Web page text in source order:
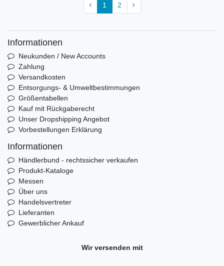
1 2
Informationen
Neukunden / New Accounts
Zahlung
Versandkosten
Entsorgungs- & Umweltbestimmungen
Größentabellen
Kauf mit Rückgaberecht
Unser Dropshipping Angebot
Vorbestellungen Erklärung
Informationen
Händlerbund - rechtssicher verkaufen
Produkt-Kataloge
Messen
Über uns
Handelsvertreter
Lieferanten
Gewerblicher Ankauf
Wir versenden mit